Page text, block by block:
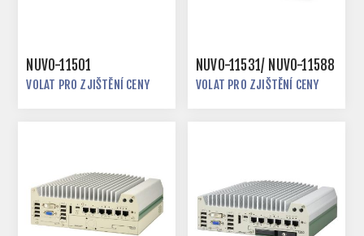
NUVO-11501
VOLAT PRO ZJIŠTĚNÍ CENY
NUVO-11531/ NUVO-11588
VOLAT PRO ZJIŠTĚNÍ CENY